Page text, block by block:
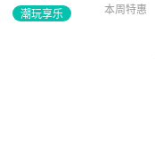
潮玩享乐 本周特惠